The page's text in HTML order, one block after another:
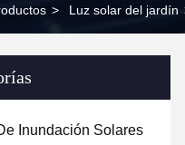
> Luz solar del jardín
Inundación Solares